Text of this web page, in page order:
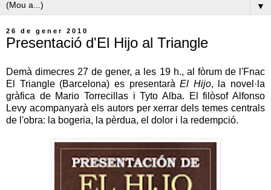
▼
26 de gener 2010
Presentació d'El Hijo al Triangle
Demà dimecres 27 de gener, a les 19 h., al fòrum de l'Fnac
El Triangle (Barcelona) es presentaràEl Hijo, la novel·la
gràfica de Mario Torrecillas i Tyto Alba. El filòsof Alfonso
Levy acompanyarà els autors per xerrar dels temes centrals
de l'obra: la bogeria, la pèrdua, el dolor i la redempció.